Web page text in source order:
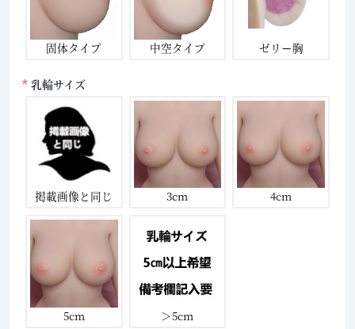
固体タイプ 中空タイプ ゼリー胸
乳輪サイズ
掲載画像と同じ 3cm 4cm
5cm ＞5cm